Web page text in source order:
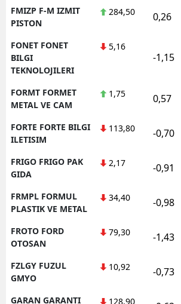
FMIZP F-M IZMIT
PISTON
284,50 0,26
FONET FONET
BILGI
TEKNOLOJILERI
5,16
-1,15
FORMT FORMET
METAL VE CAM
1,75 0,57
FORTE FORTE BILGI
ILETISIM
113,80 -0,70
FRIGO FRIGO PAK
GIDA
2,17 -0,91
FRMPL FORMUL
PLASTIK VE METAL
34,40 -0,98
FROTO FORD
OTOSAN
79,30 -1,43
FZLGY FUZUL
GMYO
10,92 -0,73
GARAN GARANTI 128,90